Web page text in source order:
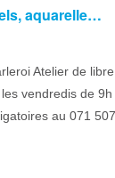
aquarelle…
Atelier de
vendredis de
au 071